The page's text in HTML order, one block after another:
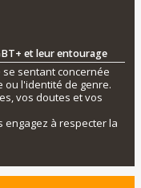
et leur entourage
sentant concernée
l'identité de genre.
vos doutes et vos
engagez à respecter la